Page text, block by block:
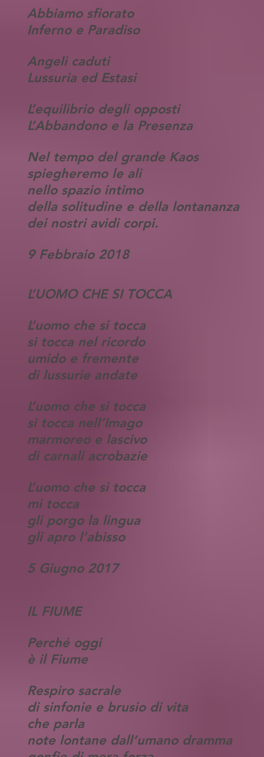
Abbiamo sfiorato
Inferno e Paradiso
Angeli caduti
Lussuria ed Estasi
L’equilibrio degli opposti
L’Abbandono e la Presenza
Nel tempo del grande Kaos
spiegheremo le ali
nello spazio intimo
della solitudine e della lontananza
dei nostri avidi corpi.
9 Febbraio 2018
L’UOMO CHE SI TOCCA
L’uomo che si tocca
si tocca nel ricordo
umido e fremente
di lussurie andate
L’uomo che si tocca
si tocca nell’Imago
marmoreo e lascivo
di carnali acrobazie
L’uomo che si tocca
mi tocca
gli porgo la lingua
gli apro l’abisso
5 Giugno 2017
IL FIUME
Perché oggi
è il Fiume
Respiro sacrale
di sinfonie e brusio di vita
che parla
note lontane dall’umano dramma